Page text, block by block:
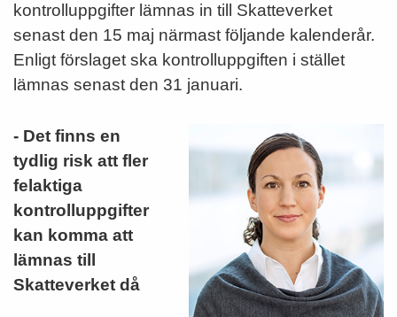
kontrolluppgifter lämnas in till Skatteverket
senast den 15 maj närmast följande kalenderår.
Enligt förslaget ska kontrolluppgiften i stället
lämnas senast den 31 januari.
- Det finns en
tydlig risk att fler
felaktiga
kontrolluppgifter
kan komma att
lämnas till
Skatteverket då